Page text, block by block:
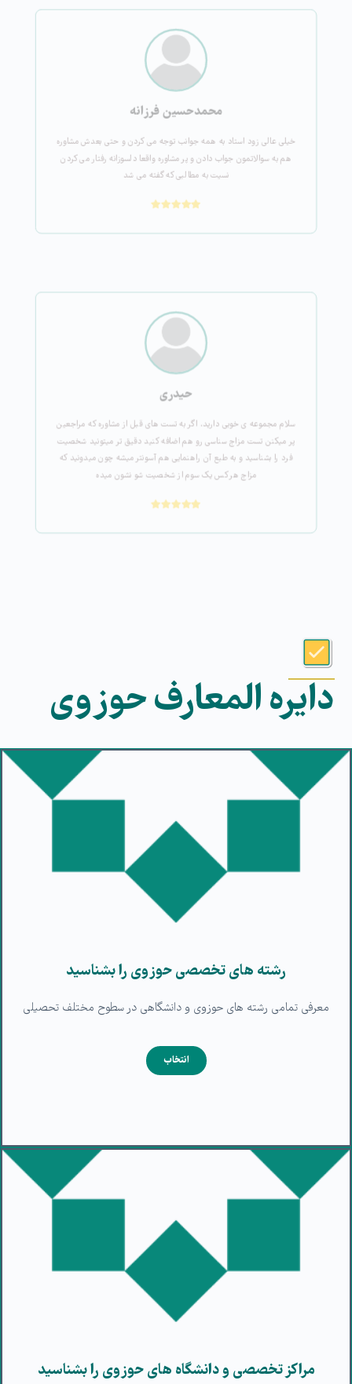
محمدحسین فرزانه
خیلی عالی زود استاد به همه جوانب توجه می کردن و حتی بعدش مشاوره
هم به سوالاتمون جواب دادن و پر مشاوره واقعا دلسوزانه رفتار می کردن
نسیت به مطالبی که گفته می شد
حیدری
سلام مجموعه ی خوبی دارید، اگر به تست های قبل از مشاوره که مراجعین
پر میکنن تست مزاج سناسی رو هم اضافه کنید دقیق تر میتونید شخصیت
فرد را بشناسید و به طبع آن راهنمایی هم آسونتر میشه چون میدونید که
مزاج هر کس یک سوم از شخصیت شو نشون میده
دایره المعارف حوزوی
رشته های تخصصی حوزوی را بشناسید
معرفی تمامی رشته های حوزوی و دانشگاهی در سطوح مختلف تحصیلی
انتخاب
مراکز تخصصی و دانشگاه های حوزوی را بشناسید